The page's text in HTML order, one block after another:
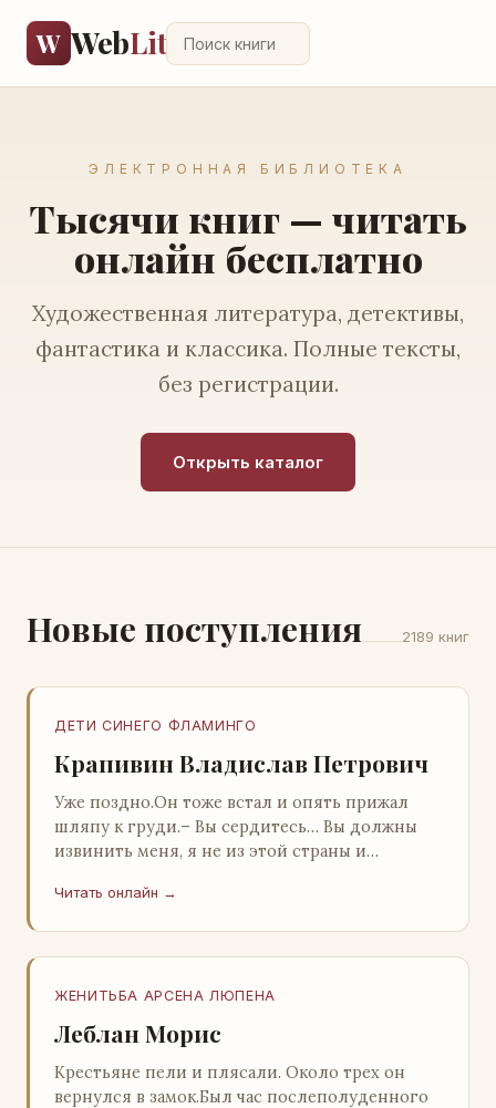
W WebLit
ЭЛЕКТРОННАЯ БИБЛИОТЕКА
Тысячи книг — читать
онлайн бесплатно
Художественная литература, детективы,
фантастика и классика. Полные тексты,
без регистрации.
Открыть каталог
Новые поступления 2189 книг
ДЕТИ СИНЕГО ФЛАМИНГО
Крапивин Владислав Петрович
Уже поздно.Он тоже встал и опять прижал
шляпу к груди.– Вы сердитесь… Вы должны
извинить меня, я не из этой страны и
прошу: выс…
Читать онлайн →
ЖЕНИТЬБА АРСЕНА ЛЮПЕНА
Леблан Морис
Крестьяне пели и плясали. Около трех он
вернулся в замок.Был час послеполуденного